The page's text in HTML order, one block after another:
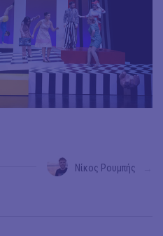
Νίκος Ρουμπής